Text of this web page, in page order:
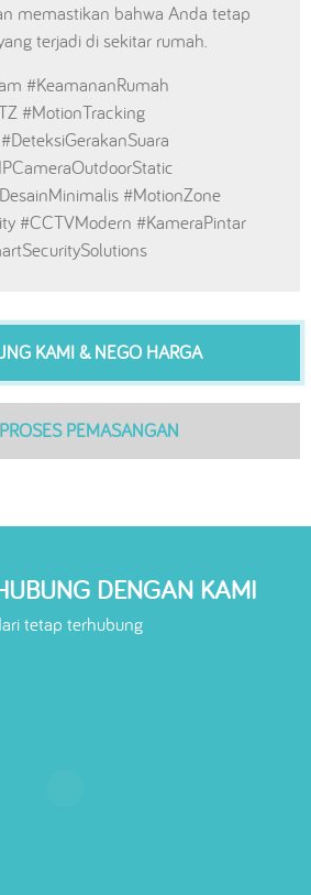
memastikan bahwa Anda tetap
terjadi di sekitar rumah.
#KeamananRumah
#MotionTracking
#MotionZone
#CCTVModern #KameraPintar
KAMI & NEGO HARGA
PEMASANGAN
DENGAN KAMI
tetap terhubung